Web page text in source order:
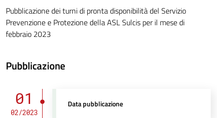
Pubblicazione dei turni di pronta disponibilità del Servizio
Prevenzione e Protezione della ASL Sulcis per il mese di
febbraio 2023
Pubblicazione
01
02/2023
Data pubblicazione